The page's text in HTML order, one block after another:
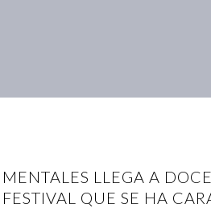
LLEGA A
QUE SE HA